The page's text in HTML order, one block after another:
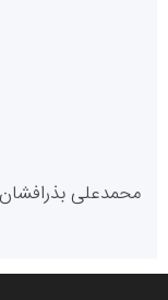
پایگاه خبری گفتمان
محمدعلی بذرافشان